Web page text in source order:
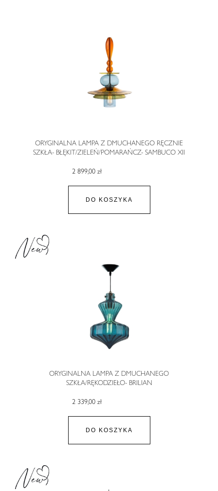
ORYGINALNA LAMPA Z DMUCHANEGO RĘCZNIE
SZKŁA- BŁĘKIT/ZIELEŃ/POMARAŃCZ- SAMBUCO XII
2 899,00 zł
DO KOSZYKA
ORYGINALNA LAMPA Z DMUCHANEGO
SZKŁA/RĘKODZIEŁO- BRILIAN
2 339,00 zł
DO KOSZYKA